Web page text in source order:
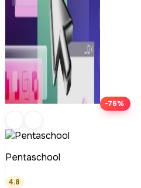
-75%
Pentaschool
4.8